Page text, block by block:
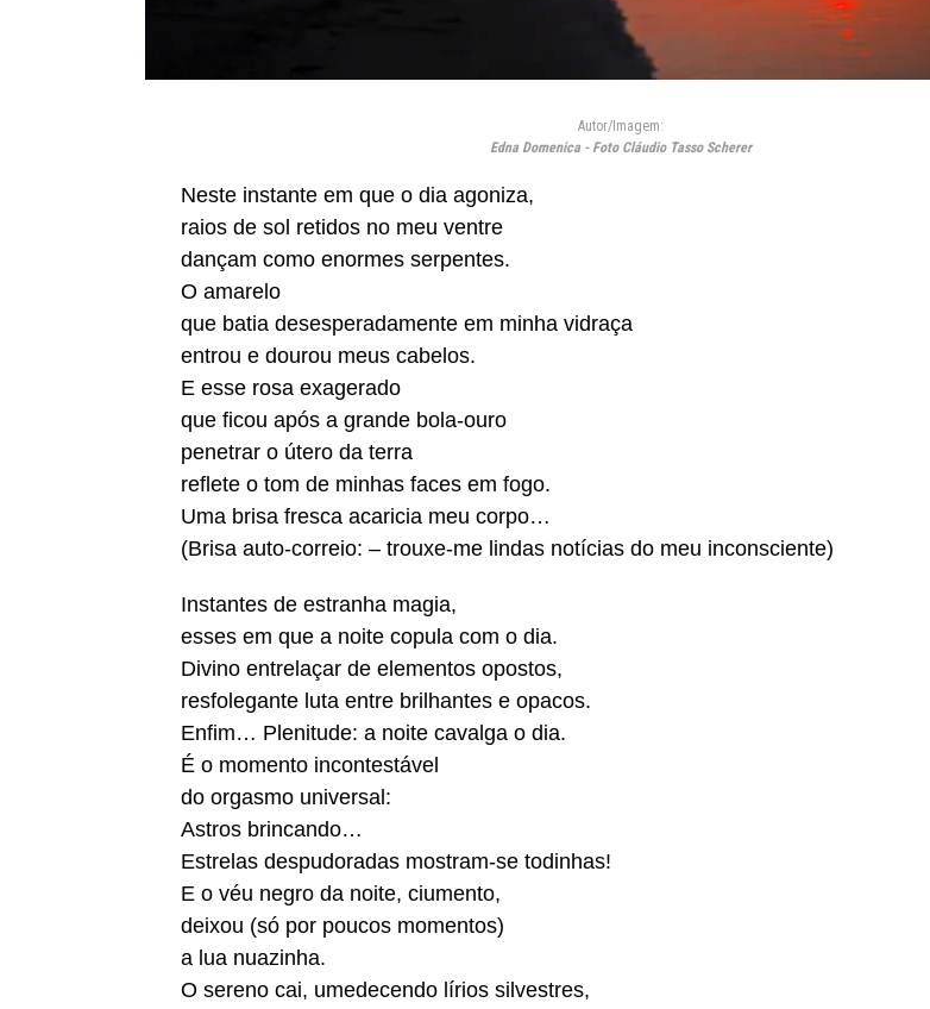
Autor/Imagem:
Edna Domenica - Foto Cláudio Tasso Scherer
Neste instante em que o dia agoniza,
raios de sol retidos no meu ventre
dançam como enormes serpentes.
O amarelo
que batia desesperadamente em minha vidraça
entrou e dourou meus cabelos.
E esse rosa exagerado
que ficou após a grande bola-ouro
penetrar o útero da terra
reflete o tom de minhas faces em fogo.
Uma brisa fresca acaricia meu corpo…
(Brisa auto-correio: – trouxe-me lindas notícias do meu inconsciente)
Instantes de estranha magia,
esses em que a noite copula com o dia.
Divino entrelaçar de elementos opostos,
resfolegante luta entre brilhantes e opacos.
Enfim… Plenitude: a noite cavalga o dia.
É o momento incontestável
do orgasmo universal:
Astros brincando…
Estrelas despudoradas mostram-se todinhas!
E o véu negro da noite, ciumento,
deixou (só por poucos momentos)
a lua nuazinha.
O sereno cai, umedecendo lírios silvestres,